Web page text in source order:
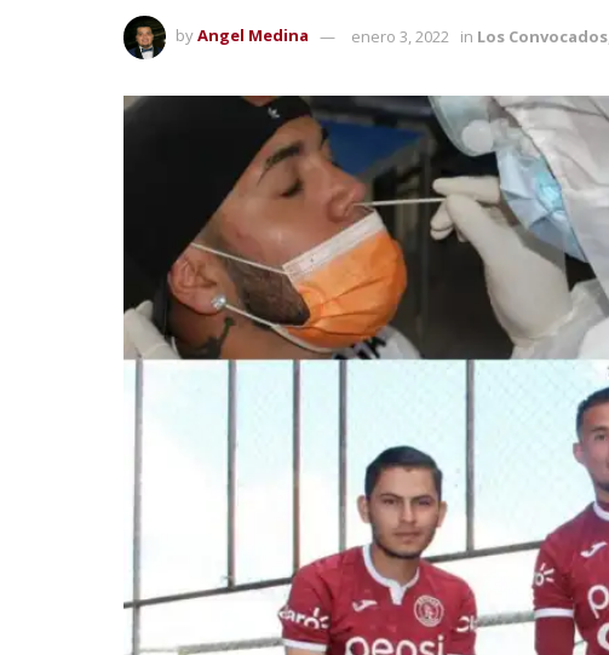
byAngel Medina enero 3, 2022 in Los Convocados